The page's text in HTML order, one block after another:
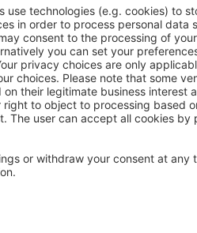
Wall at Monmouth
Park
2026, 2 notti